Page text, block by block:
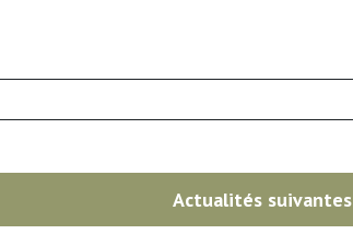
Actualités suivantes